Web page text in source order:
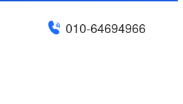
010-64694966